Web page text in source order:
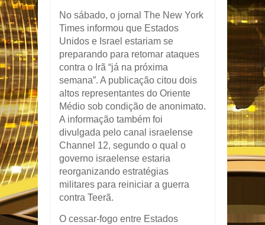
No sábado, o jornal The New York
Times informou que Estados
Unidos e Israel estariam se
preparando para retomar ataques
contra o Irã “já na próxima
semana”. A publicação citou dois
altos representantes do Oriente
Médio sob condição de anonimato.
A informação também foi
divulgada pelo canal israelense
Channel 12, segundo o qual o
governo israelense estaria
reorganizando estratégias
militares para reiniciar a guerra
contra Teerã.
O cessar-fogo entre Estados